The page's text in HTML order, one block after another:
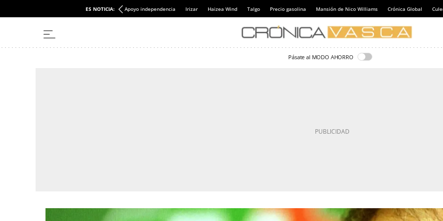
ES NOTICIA: Apoyo independencia Irizar Haizea Wind Talgo Precio gasolina Mansión de Nico Williams Crónica Global
Pásate al MODO AHORRO